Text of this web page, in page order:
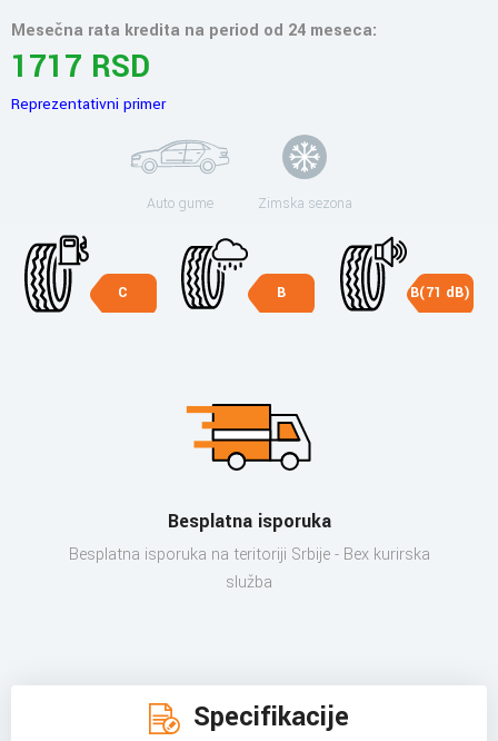
Mesečna rata kredita na period od 24 meseca:
1717 RSD
Reprezentativni primer
Auto gume Zimska sezona
C B B(71 dB)
Besplatna isporuka
Besplatna isporuka na teritoriji Srbije - Bex kurirska
služba
Specifikacije